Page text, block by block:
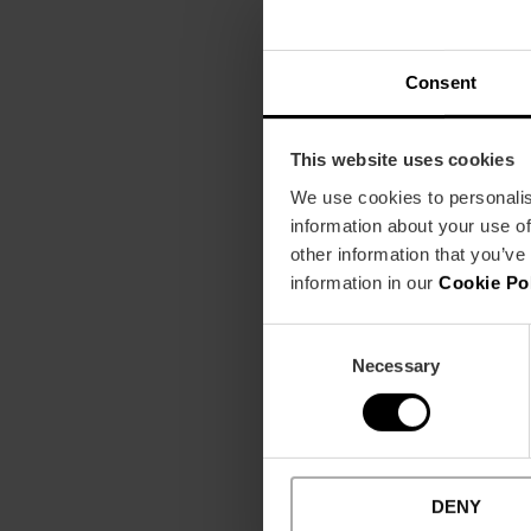
Consent
This website uses cookies
We use cookies to
information about your use
other information that
information in our Cookie
Necessary
DENY